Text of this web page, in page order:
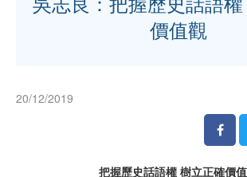
價值觀
20/12/2019
把握歷史話語權 樹立正確價